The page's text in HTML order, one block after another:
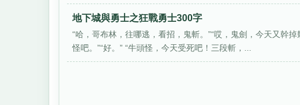
地下城與勇士之狂戰勇士300字
“哈，哥布林，往哪逃，看招，鬼斬。”“哎，鬼劍，今天又幹
怪吧。”“好。” “牛頭怪，今天受死吧！三段斬，...